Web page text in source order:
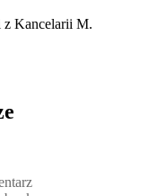
z Kancelarii M.